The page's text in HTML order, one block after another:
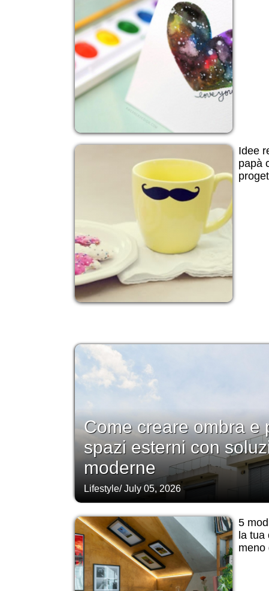
Idee
papà
Come creare ombra e
spazi esterni con
moderne
Lifestyle/July 05, 2026
5
la
meno